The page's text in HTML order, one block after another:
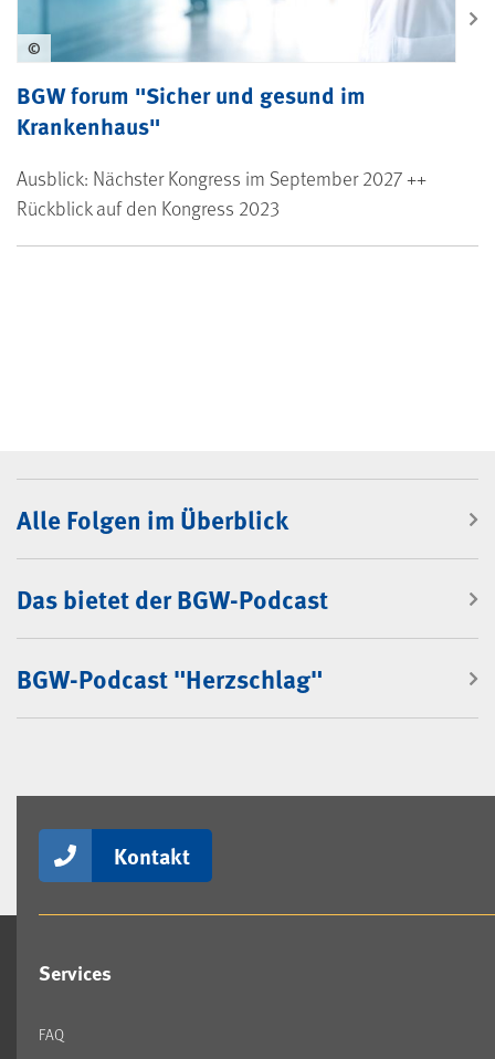
BGW forum "Sicher und gesund im
Krankenhaus"
Ausblick: Nächster Kongress im September 2027 ++
Rückblick auf den Kongress 2023
©
BGW-Podcast
Alle Folgen im Überblick
Das bietet der BGW-Podcast
BGW-Podcast "Herzschlag"
Kontakt
Services
FAQ